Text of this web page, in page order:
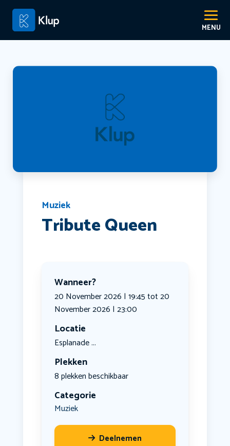
Muziek
Tribute Queen
Wanneer?
20 November 2026 | 19:45 tot 20
November 2026 | 23:00
Locatie
Esplanade ...
Plekken
8 plekken beschikbaar
Categorie
Muziek
Deelnemen